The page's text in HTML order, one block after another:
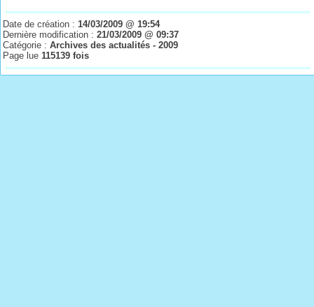
Date de création :14/03/2009 @ 19:54
Dernière modification :21/03/2009 @ 09:37
Catégorie :Archives des actualités - 2009
Page lue115139 fois